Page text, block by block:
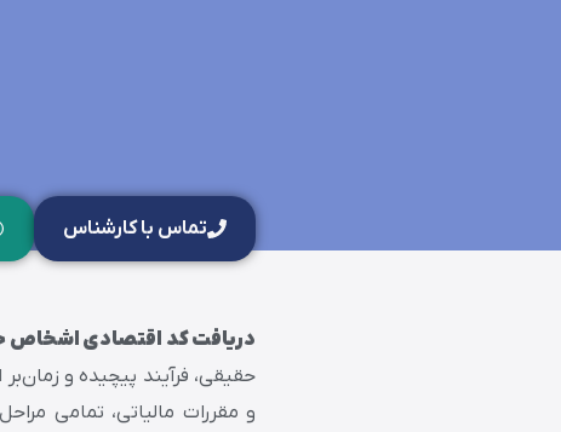
تماس با کارشناس
دریافت کد اقتصادی اشخاص
حقیقی، فرآیند پیچیده و
و مقررات مالیاتی، تمامی